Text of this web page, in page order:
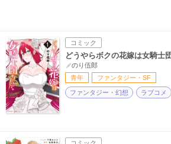
コミック
どうやらボクの花嫁は女騎士
のり伍郎
青年
ファンタジー・SF
ファンタジー・幻想 ラブコメ